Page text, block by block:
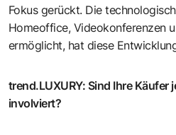
Fokus gerückt. Die
Homeoffice, Videokonferenzen
ermöglicht, hat diese
trend.LUXURY: Sind Ihre Käufer
involviert?